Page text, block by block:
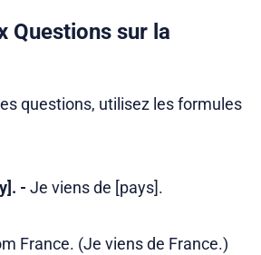
Questions sur la
questions, utilisez les formules
- Je viens de [pays].
France. (Je viens de France.)